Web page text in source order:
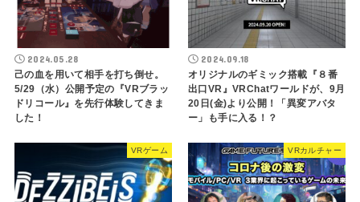
2024.05.28
己の血を用いて相手を打ち倒せ。
5/29（水）公開予定の『VRブラッ
ドリコール』を先行体験してきま
した！
2024.09.18
オリジナルのギミック搭載『８番
出口VR』VRChatワールドが、9月
20日(金)より公開！「異変アバタ
ー」も手に入る！？
VRゲーム VRカルチャー